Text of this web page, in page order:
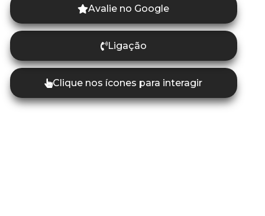
Avalie no Google
Ligação
Clique nos ícones para interagir